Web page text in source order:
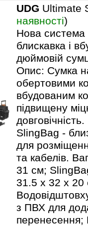
UDG Ultimate
наявності)
Нова система
блискавка і
дюймовій
Опис: Сумка
обертовими
вбудованим
підвищену
SlingBag -
для
та кабелів.
31 см;
31.5 x 32 x 20
з ПВХ для
перенесення;